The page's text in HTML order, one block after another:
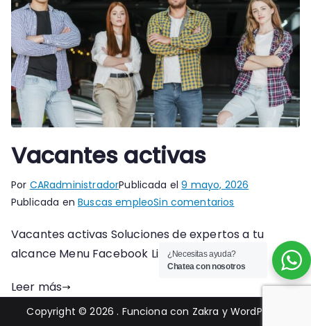
Vacantes activas
Por CARadministradorPublicada el9 mayo, 2026
Publicada enBuscas empleoSin comentarios
activas
Vacantes activas Soluciones de expertos a tu
alcance Menu Facebook Linkedin Instagram
Leer más
Copyright © 2026. Funciona con Zakra y WordPress
¿Necesitas ayuda?
Chatea con nosotros